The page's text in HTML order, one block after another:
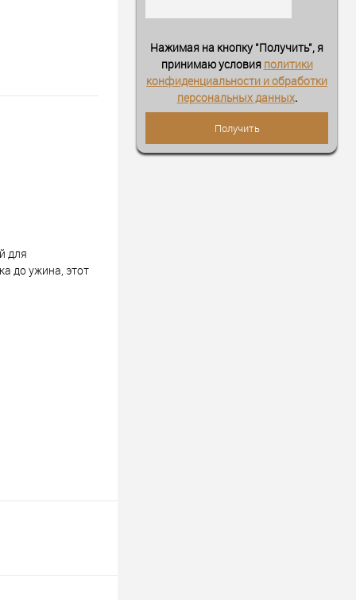
для
до ужина, этот
Нажимая на кнопку "Получить", я
принимаю условия политики
конфиденциальности и обработки
персональных данных.